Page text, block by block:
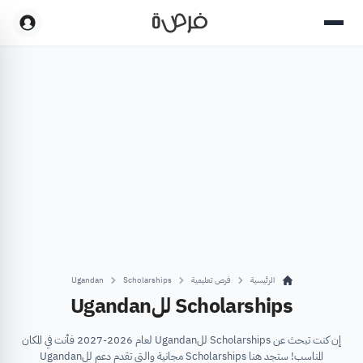
الرئيسية فرص تعليمية Scholarships
Ugandan
Scholarships للUgandan
إن كنت تبحث عن Scholarships للUgandan لعام 2026-2027 فأنت في المكان
المناسب! ستجد هنا Scholarships مجانية والتي تقدم دعم للUgandan